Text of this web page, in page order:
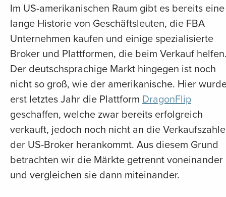
Im US-amerikanischen Raum gibt es bereits eine
lange Historie von Geschäftsleuten, die FBA
Unternehmen kaufen und einige spezialisierte
Broker und Plattformen, die beim Verkauf
Der deutschsprachige Markt hingegen ist noch
nicht so groß, wie der amerikanische. Hier
erst letztes Jahr die Plattform DragonFlip
geschaffen, welche zwar bereits erfolgreich
verkauft, jedoch noch nicht an die
der US-Broker herankommt. Aus diesem Grund
betrachten wir die Märkte getrennt voneinander
und vergleichen sie dann miteinander.